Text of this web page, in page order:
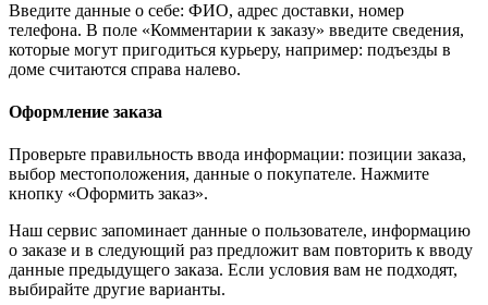
Введите данные о себе: ФИО, адрес доставки, номер
телефона. В поле «Комментарии к заказу» введите сведения,
которые могут пригодиться курьеру, например: подъезды в
доме считаются справа налево.
Оформление заказа
Проверьте правильность ввода информации: позиции заказа,
выбор местоположения, данные о покупателе. Нажмите
кнопку «Оформить заказ».
Наш сервис запоминает данные о пользователе, информацию
о заказе и в следующий раз предложит вам повторить к вводу
данные предыдущего заказа. Если условия вам не подходят,
выбирайте другие варианты.